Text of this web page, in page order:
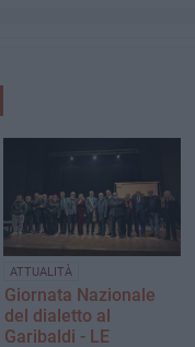
ATTUALITÀ
Giornata Nazionale
del dialetto al
Garibaldi - LE